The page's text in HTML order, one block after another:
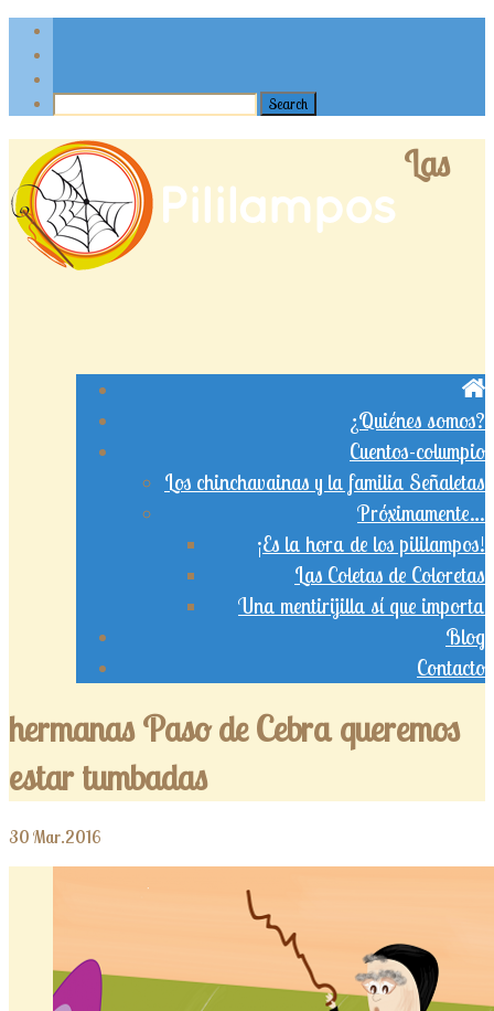
¿Quiénes somos?
Cuentos-columpio
Los chinchavainas y la familia Señaletas
Próximamente…
¡Es la hora de los pililampos!
Las Coletas de Coloretas
Una mentirijilla sí que importa
Blog
Contacto
Las
hermanas Paso de Cebra queremos
estar tumbadas
30 Mar.2016